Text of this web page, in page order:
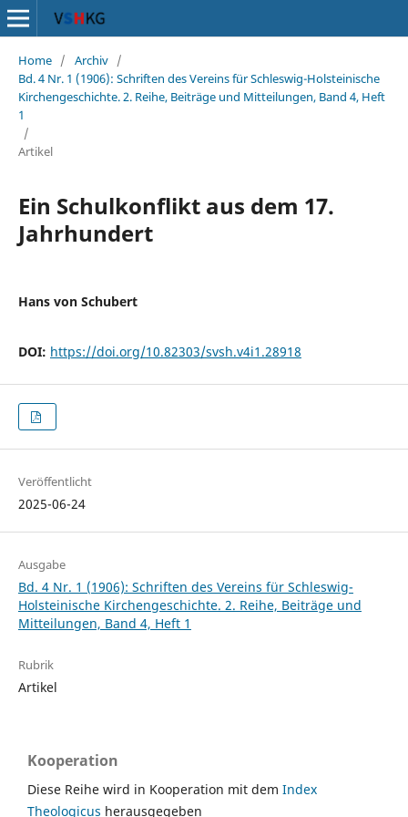
Home / Archiv /
Bd. 4 Nr. 1 (1906): Schriften des Vereins für Schleswig-Holsteinische
Kirchengeschichte. 2. Reihe, Beiträge und Mitteilungen, Band 4, Heft
1
/
Artikel
Ein Schulkonflikt aus dem 17.
Jahrhundert
Hans von Schubert
DOI: https://doi.org/10.82303/svsh.v4i1.28918
Veröffentlicht
2025-06-24
Ausgabe
Bd. 4 Nr. 1 (1906): Schriften des Vereins für Schleswig-
Holsteinische Kirchengeschichte. 2. Reihe, Beiträge und
Mitteilungen, Band 4, Heft 1
Rubrik
Artikel
Kooperation
Diese Reihe wird in Kooperation mit dem Index
Theologicus herausgegeben